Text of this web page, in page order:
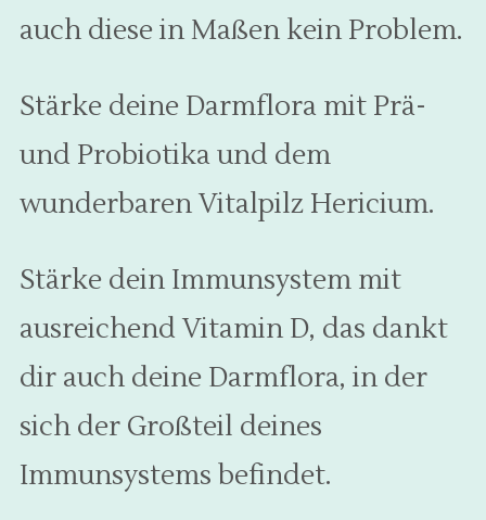
auch diese in Maßen kein Problem.
Stärke deine Darmflora mit Prä-
und Probiotika und dem
wunderbaren Vitalpilz Hericium.
Stärke dein Immunsystem mit
ausreichend Vitamin D, das dankt
dir auch deine Darmflora, in der
sich der Großteil deines
Immunsystems befindet.